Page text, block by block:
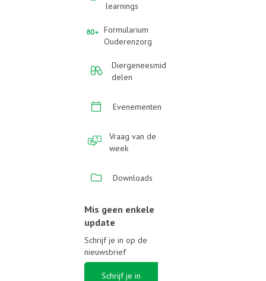
learnings
Formularium
Ouderenzorg
Diergeneesmid
delen
Evenementen
Vraag van de
week
Downloads
Mis geen enkele
update
Schrijf je in op de
nieuwsbrief
Schrijf je in